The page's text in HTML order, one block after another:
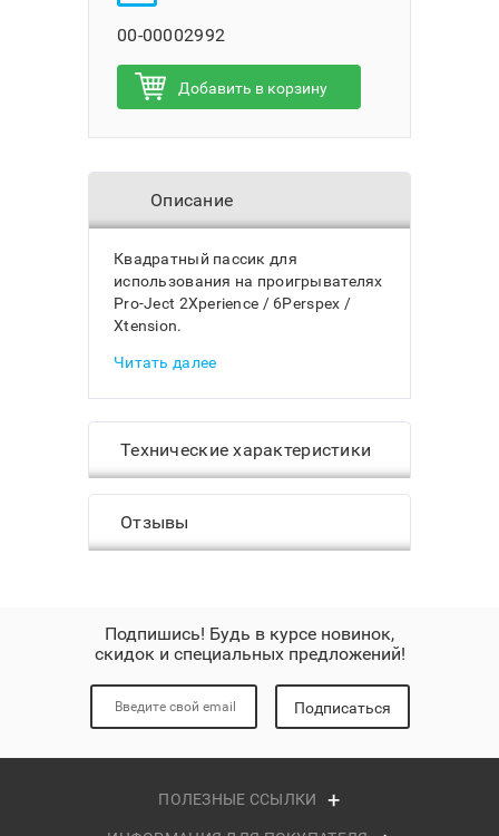
00-00002992
Добавить в корзину
Описание
Квадратный пассик для
использования на проигрывателях
Pro-Ject 2Xperience / 6Perspex /
Xtension.
Читать далее
Технические характеристики
Отзывы
Подпишись! Будь в курсе новинок,
скидок и специальных предложений!
Подписаться
ПОЛЕЗНЫЕ ССЫЛКИ